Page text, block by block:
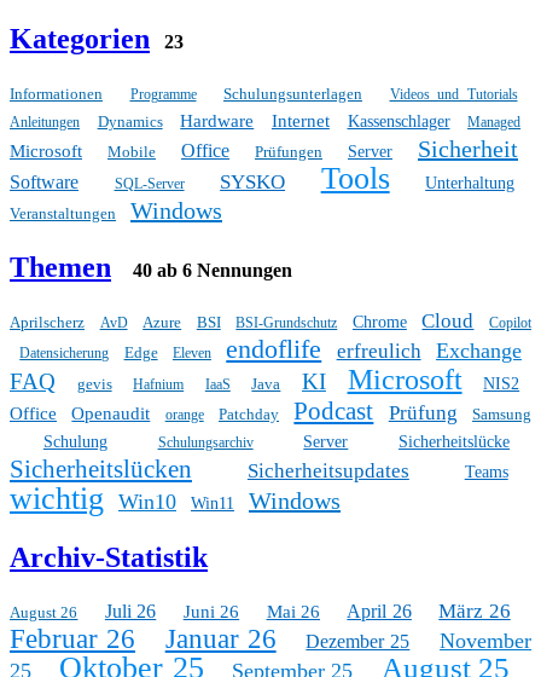
Kategorien 23
Informationen Programme Schulungsunterlagen
Videos und Tutorials
Anleitungen
Dynamics Hardware Internet Kassenschlager Managed
Microsoft Mobile Office Prüfungen Server Sicherheit
Software SQL-Server SYSKO Tools
Unterhaltung
Veranstaltungen
Windows
Themen 40 ab 6 Nennungen
Aprilscherz AvD Azure BSI BSI-Grundschutz Chrome Cloud
Copilot
Datensicherung
Edge Eleven endoflife erfreulich Exchange
FAQ gevis Hafnium IaaS Java KI Microsoft NIS2
Office Openaudit orange Patchday Podcast Prüfung
Samsung
Schulung
Schulungsarchiv Server Sicherheitslücke
Sicherheitslücken Sicherheitsupdates Teams
wichtig Win10 Win11 Windows
Archiv-Statistik
August 26 Juli 26 Juni 26 Mai 26 April 26 März 26
Februar 26 Januar 26 Dezember 25
November
25
Oktober 25 September 25 August 25